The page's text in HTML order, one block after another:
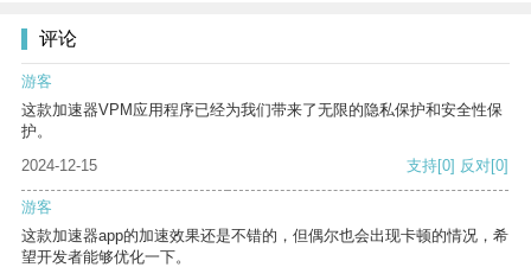
评论
游客
这款加速器VPM应用程序已经为我们带来了无限的隐私保护和安全性保
护。
2024-12-15
支持[0] 反对[0]
游客
这款加速器app的加速效果还是不错的，但偶尔也会出现卡顿的情况，希
望开发者能够优化一下。